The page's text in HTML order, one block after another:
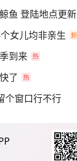
鱼 登陆地点更新
女儿均非亲生
到来
了
个窗口行不行